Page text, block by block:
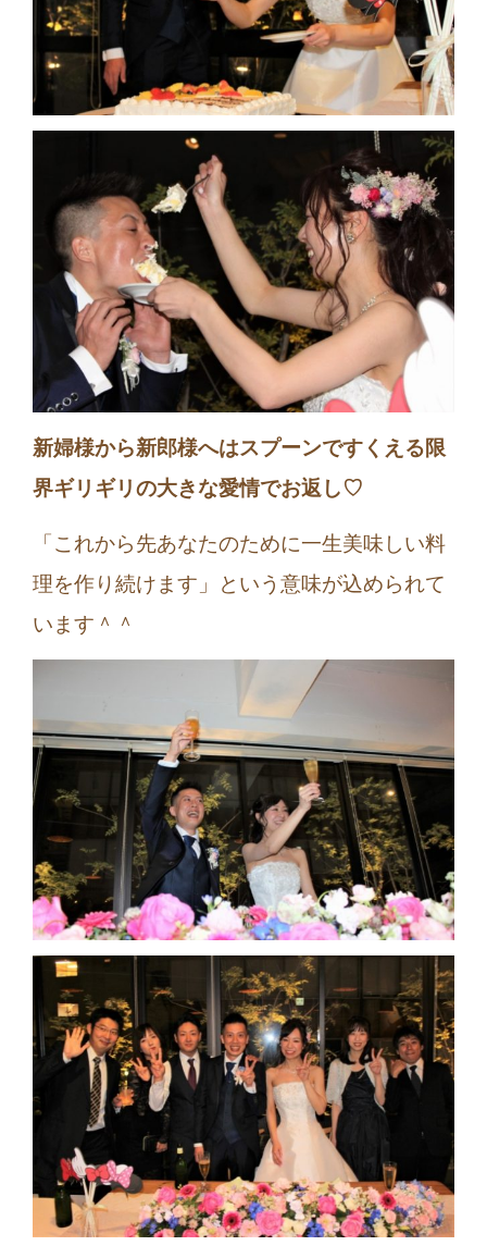
新婦様から新郎様へはスプーンですくえる限
界ギリギリの大きな愛情でお返し♡
「これから先あなたのために一生美味しい料
理を作り続けます」という意味が込められて
います＾＾